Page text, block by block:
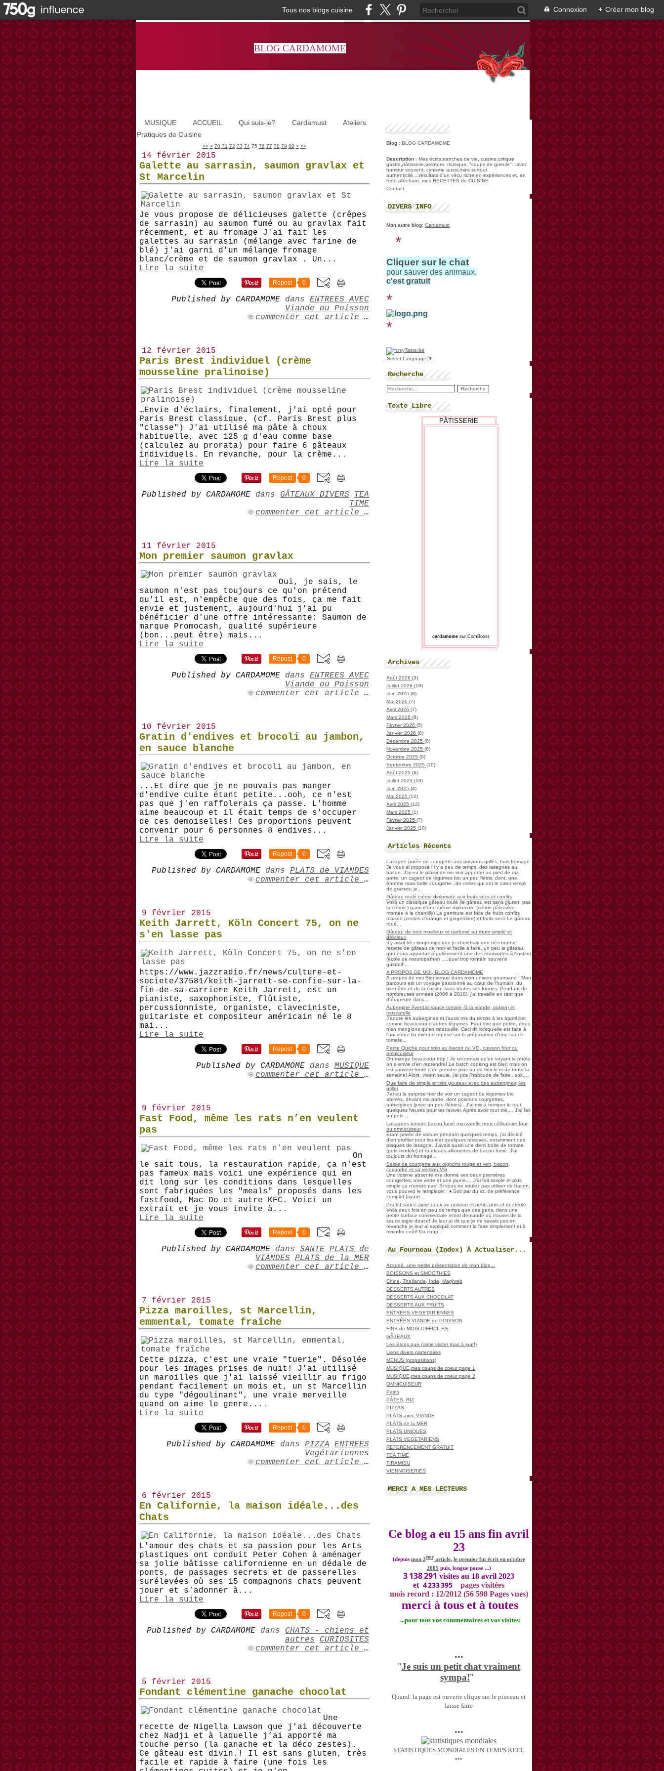
Tous nos blogs cuisine Connexion + Créer mon blog
BLOG CARDAMOME
MUSIQUE ACCUEIL Qui suis-je? Cardamust
Ateliers
Pratiques de Cuisine
<< < 10
20
30
40
50
60
70 71 72 73 74 75 76 77 78 79 80 90
100
> >>
14 février 2015
Galette au sarrasin, saumon gravlax et
St Marcelin
Je vous propose de délicieuses galette (crêpes
de sarrasin) au saumon fumé ou au gravlax fait
récemment, et au fromage J'ai fait les
galettes au sarrasin (mélange avec farine de
blé) j'ai garni d'un mélange fromage
blanc/crème et de saumon gravlax . Un...
Lire la suite
Repost 0
Published by CARDAMOME dans ENTREES AVEC
Viande ou Poisson
commenter cet article …
12 février 2015
Paris Brest individuel (crème
mousseline pralinoise)
…Envie d'éclairs, finalement, j'ai opté pour
Paris Brest classique. (cf. Paris Brest plus
"classe") J'ai utilisé ma pâte à choux
habituelle, avec 125 g d'eau comme base
(calculez au prorata) pour faire 6 gâteaux
individuels. En revanche, pour la crème...
Lire la suite
Repost 0
Published by CARDAMOME dans GÂTEAUX DIVERS
TEA
TIME
commenter cet article …
11 février 2015
Mon premier saumon gravlax
Oui, je sais, le
saumon n'est pas toujours ce qu'on prétend
qu'il est, n'empêche que des fois, ça me fait
envie et justement, aujourd'hui j'ai pu
bénéficier d'une offre intéressante: Saumon de
marque Promocash, qualité supérieure
(bon...peut être) mais...
Lire la suite
Repost 0
Published by CARDAMOME dans ENTREES AVEC
Viande ou Poisson
commenter cet article …
10 février 2015
Gratin d'endives et brocoli au jambon,
en sauce blanche
...Et dire que je ne pouvais pas manger
d'endive cuite étant petite...ooh, ce n'est
pas que j'en raffolerais ça passe. L'homme
aime beaucoup et il était temps de s'occuper
de ces demoiselles! Ces proportions peuvent
convenir pour 6 personnes 8 endives...
Lire la suite
Repost 0
Published by CARDAMOME dans PLATS de VIANDES
commenter cet article …
9 février 2015
Keith Jarrett, Köln Concert 75, on ne
s'en lasse pas
https://www.jazzradio.fr/news/culture-et-
societe/37581/keith-jarrett-se-confie-sur-la-
fin-de-sa-carriere Keith Jarrett, est un
pianiste, saxophoniste, flûtiste,
percussionniste, organiste, claveciniste,
guitariste et compositeur américain né le 8
mai...
Lire la suite
Repost 0
Published by CARDAMOME dans MUSIQUE
commenter cet article …
9 février 2015
Fast Food, même les rats n’en veulent
pas
On
le sait tous, la restauration rapide, ça n'est
pas fameux mais voici une expérience qui en
dit long sur les conditions dans lesquelles
sont fabriquées les "meals" proposés dans les
fastfood, Mac Do et autre KFC. Voici un
extrait et je vous invite à...
Lire la suite
Repost 0
Published by CARDAMOME dans SANTE PLATS de
VIANDES PLATS de la MER
commenter cet article …
7 février 2015
Pizza maroilles, st Marcellin,
emmental, tomate fraîche
Cette pizza, c'est une vraie "tuerie". Désolée
pour les images prises de nuit! J'ai utilisé
un maroilles que j'ai laissé vieillir au frigo
pendant facilement un mois et, un st Marcellin
du type "dégoulinant", une vraie merveille
quand on aime le genre....
Lire la suite
Repost 0
Published by CARDAMOME dans PIZZA
ENTREES
Vegétariennes
commenter cet article …
6 février 2015
En Californie, la maison idéale...des
Chats
L'amour des chats et sa passion pour les Arts
plastiques ont conduit Peter Cohen à aménager
sa jolie bâtisse californienne en un dédale de
ponts, de passages secrets et de passerelles
surélevées où ses 15 compagnons chats peuvent
jouer et s'adonner à...
Lire la suite
Repost 0
Published by CARDAMOME dans CHATS - chiens et
autres
CURIOSITES
commenter cet article …
5 février 2015
Fondant clémentine ganache chocolat
Une
recette de Nigella Lawson que j'ai découverte
chez Nadji et à laquelle j’ai apporté ma
touche perso (la ganache et la déco zestes).
Ce gâteau est divin.! Il est sans gluten, très
facile et rapide à faire (une fois les
Blog : BLOG CARDAMOME
Description : Mes écrits,tranches de vie, cuisine,critique
gastro,pâtisserie,peinture, musique, "coups de gueule"...avec
humour souvent, cynisme aussi,mais surtout
authenticité....résultats d'un vécu riche en expériences et, en
fond alléchant, mes RECETTES de CUISINE
Contact
DIVERS INFO
Mon autre blog: Cardamust
*
Cliquer sur le chat
pour sauver des animaux,
c'est gratuit
*
*
Select Language ▼
Recherche
Texte Libre
PÂTISSERIE
cardamome sur ComBoost
Archives
Août 2026 (3)
Juillet 2026 (10)
Juin 2026 (8)
Mai 2026 (7)
Avril 2026 (7)
Mars 2026 (8)
Février 2026 (5)
Janvier 2026 (8)
Décembre 2025 (8)
Novembre 2025 (6)
Octobre 2025 (9)
Septembre 2025 (10)
Août 2025 (6)
Juillet 2025 (10)
Juin 2025 (4)
Mai 2025 (12)
Avril 2025 (12)
Mars 2025 (1)
Février 2025 (7)
Janvier 2025 (10)
Articles Récents
Lasagne purée de courgette aux poivrons grillés, trois fromage
Je vous ai proposé i l y a peu de temps, des lasagnes au
bacon. J'ai eu le plaisir de me voir apporter au pied de ma
porte, un cageot de légumes bio un peu flétris, dont, une
énorme mais belle courgette...de celles qui ont le cœur rempli
de graines; je...
Gâteau roulé crème diplomate aux fruits secs et confits
Voilà un classique gâteau roulé (le gâteau est sans gluten, pas
la crème ) garni d'une crème diplomate (crème pâtissière
montée à la chantilly) La garniture est faite de fruits confits
maison (zestes d'orange et gingembre) et fruits secs Le gâteau
roué...
Gâteau de noix moelleux et parfumé au rhum simple et
délicieux
Il y avait très longtemps que je cherchais une très bonne
recette de gâteau de noix et facile à faire, un peu le gâteau
que nous apportait régulièrement une des étudiantes à l'institut
(école de naturopathie) .....quel trop lointain souvenir
gustatif!...
A PROPOS DE MOI, BLOG CARDAMOME
À propos de moi Bienvenue dans mon univers gourmand ! Mon
parcours est un voyage passionné au cœur de l'humain, du
bien-être et de la cuisine sous toutes ses formes. Pendant de
nombreuses années (2006 à 2018), j'ai travaillé en tant que
thérapeute dans...
Aubergine éventail sauce tomate (à la viande, option) et
mozzarelle
J'adore les aubergines et j'aurai mis du temps à les apprécier,
comme beaucoup d'autres légumes. Faut dire que petite, nous
n'en mangions qu'en ratatouille. Ceci dit lorsqu'elle est faite à
l'ancienne (la mienne repose sur la préparation d'une sauce
tomate...
Petite Quiche pour solo au bacon ou VG, cuisson four ou
omnicuiseur
On mange beaucoup trop ! Je reconnais qu'en voyant la photo
on a envie d'en reprendre! Le batch cooking est bien mais on
est souvent tenté d'en prendre plus ou de finir le reste toute la
semaine! Alors, vivant seule, j'ai pris l'habitude de faire , soit,...
Que faire de simple et très gouteux avec des aubergines, les
griller
J'ai eu la surprise hier de voir un cageot de légumes bio
abimés, devant ma porte, dont poivrons courgettes,
aubergines (juste un peu flétries) . J'ai mis à tremper le tout
quelques heures pour les raviver. Après avoir tout trié.... J'ai fait
un petit...
Lasagnes tomate bacon fumé mozzarelle pour célibataire four
ou omnicuiseur
Etant privée de voiture pendant quelques temps, j'ai décidé
d'en profiter pour liquider quelques réserves, notamment des
plaques de lasagne. J'avais aussi une demi boite de tomate
(petit modèle) et quelques allumettes de bacon fumé. J'ai
toujours du fromage...
Saisie de courgette aux oignons rouge et vert, bacon,
coriandre et sa version VG
Une voisine absente m'a donné ses deux premières
courgettes, une verte et une jaune.... J'ai fait simple et plus
simple ça n'existe pas! Si vous ne voulez pas utiliser de bacon,
vous pouvez le remplacer : ♦ Soit par du riz, de préférence
complet (ayant...
Poulet sauce aigre-doux au poivron et petits pois et riz créole
Voilà deux fois en peu de temps que des gens, dans une
petite surface commerciale m'ont demandé où trouver de la
sauce aigre douce! Je leur ai dit que je ne savais pas en
revanche je leur ai expliqué comment la faire simplement et à
moindre coût! Du coup...
Au Fourneau (Index) À Actualiser...
Accueil...une petite présentation de mon blog...
BOISSONS et SMOOTHIES
Chine, Thaïlande, Inde, Maghreb
DESSERTS AUTRES
DESSERTS AUX CHOCOLAT
DESSERTS AUX FRUITS
ENTREES VEGETARIENNES
ENTRÉES VIANDE ou POISSON
FINS de MOIS DIFFICILES
GÂTEAUX
Les Blogs que j'aime visiter (pas à jour!)
Liens divers partenaires
MENUS (propositions)
MUSIQUE,mes coups de coeur page 1
MUSIQUE,mes coups de coeur page 2
OMNICUISEUR
Pains
PÂTES, RIZ
PIZZAS
PLATS avec VIANDE
PLATS de la MER
PLATS UNIQUES
PLATS VEGETARIENS
REFERENCEMENT GRATUIT
TEA TIME
TIRAMISU
VIENNOISERIES
MERCI A MES LECTEURS
Ce blog a eu 15 ans fin avril
23
(depuis mon 2èmearticle, le premier fut écrit en octobre
2005 puis, longue pause ...)
3 138 291 visites au 18 avril 2023
et 4 233 395
pages visitées
mois record : 12/2012 (56 598 Pages vues)
merci à tous et à toutes
...pour tous vos commentaires et vos visites:
•••
"Je suis un petit chat vraiment
sympa!"
Quand la page est ouverte clique sur le pinceau et
laisse faire
•••
STATISTIQUES MONDIALES EN TEMPS REEL
•••